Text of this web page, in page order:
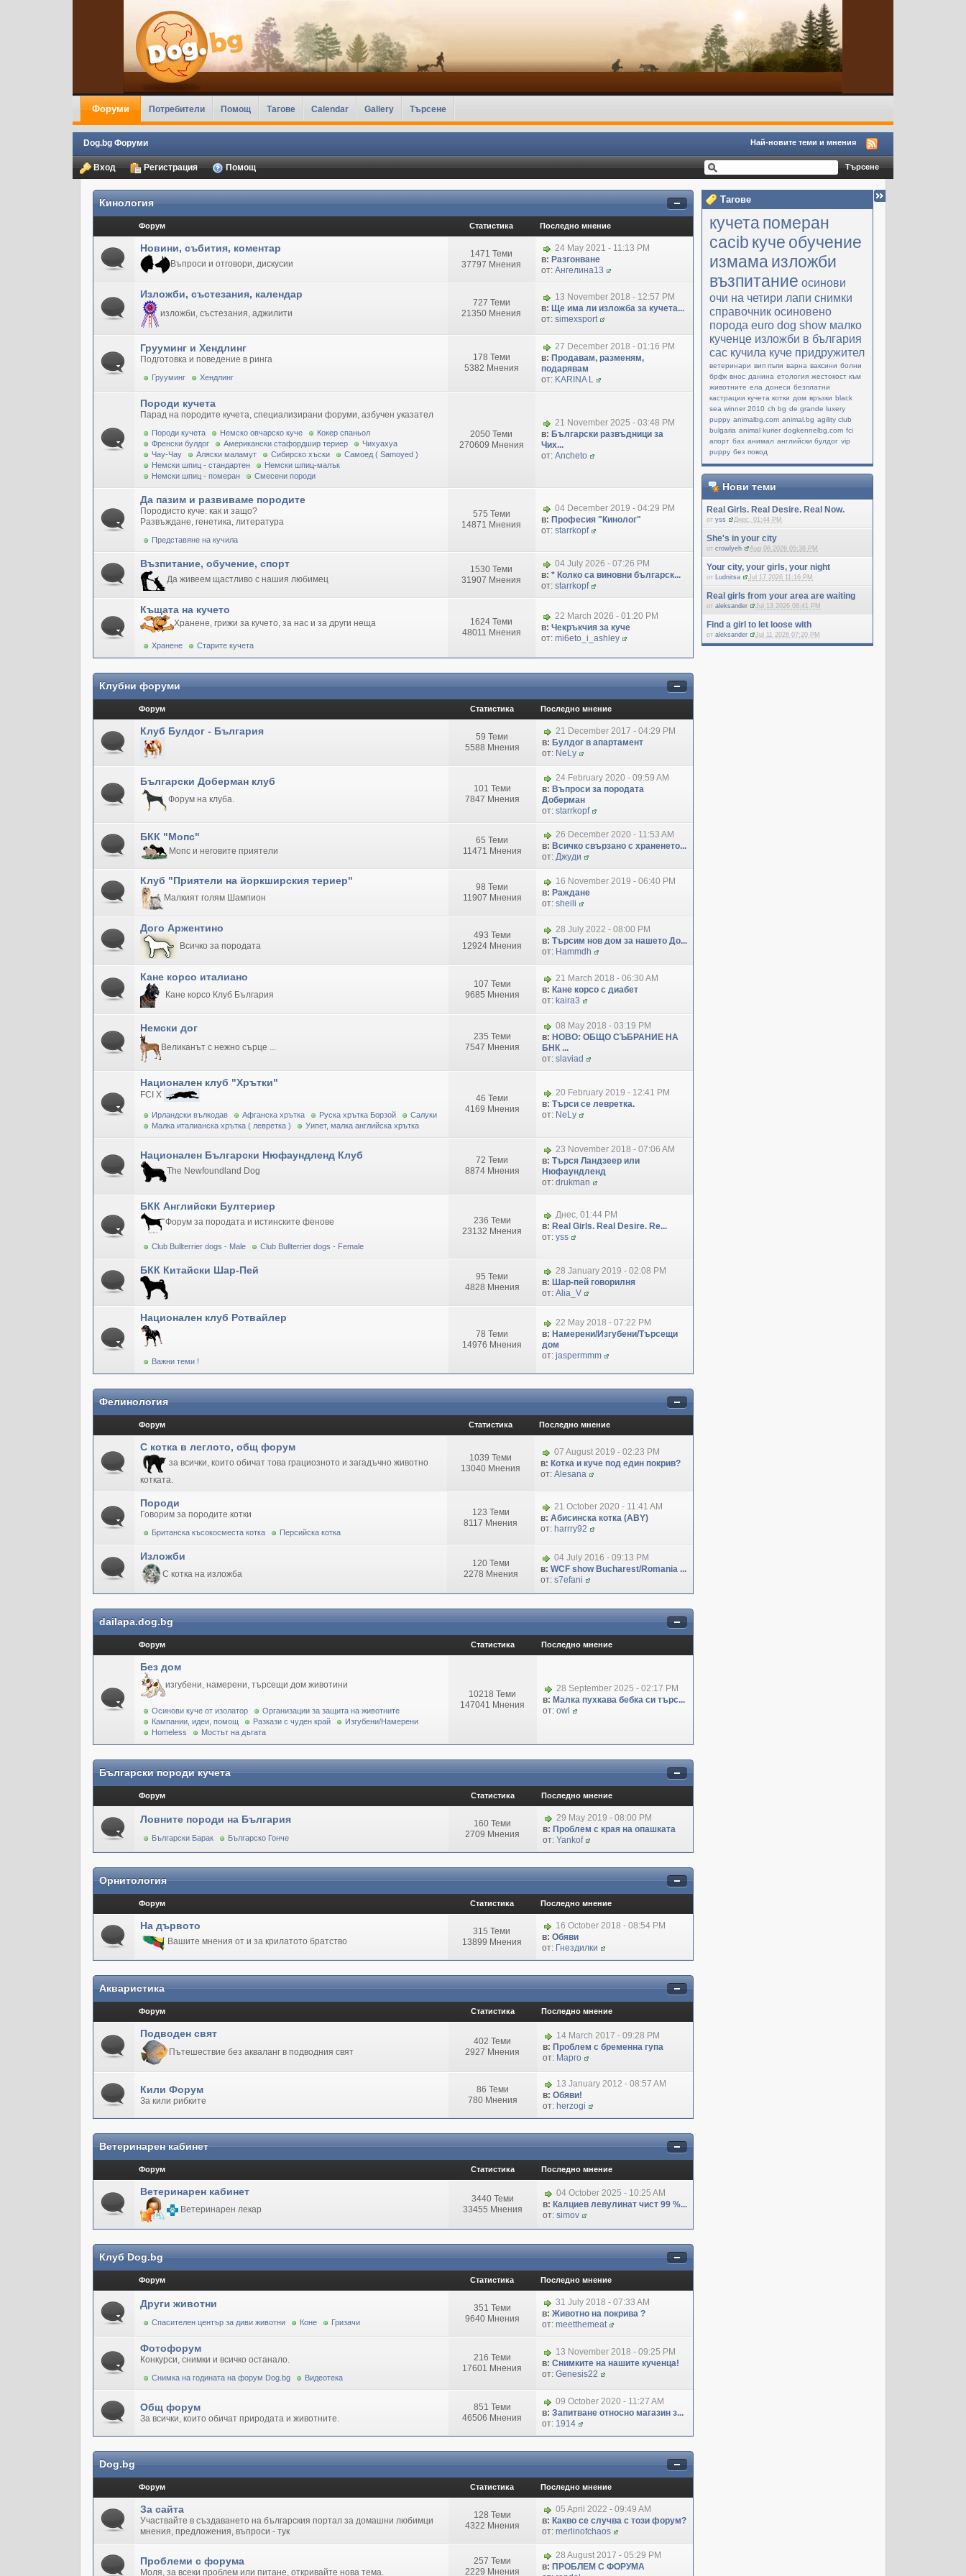
Форуми Потребители Помощ Тагове Calendar Gallery Търсене
Dog.bg Форуми Най-новите теми и мнения
Вход Регистрация Помощ
Тагове
кучетапомеран
cacib куче обучение
измамаизложби
възпитание осинови
очи на четири лапи снимки
справочник осиновено
порода еuro dog show малко
кученце изложби в българия
cac кучила куче придружител
ветеринари вип пъпи варна ваксини болни
брфк внос данина етология жестокост към
животните ела донеси безплатни
кастрации кучета котки дом връзки black
sea winner 2010 ch bg de grande luxery
puppy animalbg.com animal.bg agility club
bulgaria animal kurier dogkennelbg.com fci
апорт бах анимал английски булдог vip
puppy без повод
Нови теми
Real Girls. Real Desire. Real Now.
отyss Днес, 01:44 PM
She's in your city
отcrowlyeh Aug 06 2026 05:38 PM
Your city, your girls, your night
от Ludnitsa Jul 17 2026 11:16 PM
Real girls from your area are waiting
отaleksander Jul 13 2026 08:41 PM
Find a girl to let loose with
отaleksander Jul 11 2026 07:20 PM
Кинология
Форум Статистика Последно мнение
Новини, събития, коментар
Въпроси и отговори, дискусии
1471 Теми
37797 Мнения
24 May 2021 - 11:13 PM
в: Разгонване
от: Ангелина13
Изложби, състезания, календар
изложби, състезания, аджилити
727 Теми
21350 Мнения
13 November 2018 - 12:57 PM
в: Ще има ли изложба за кучета...
от: simexsport
Грууминг и Хендлинг
Подготовка и поведение в ринга
Грууминг Хендлинг
178 Теми
5382 Мнения
27 December 2018 - 01:16 PM
в: Продавам, разменям,
подарявам
от: KARINA L
Породи кучета
Парад на породите кучета, специализирани форуми, азбучен указател
Породи кучета Немско овчарско куче
Кокер спаньол
Френски булдог
Американски стафордшир териер
Чихуахуа
Чау-Чау
Аляски маламут Сибирско хъски
Самоед ( Samoyed )
Немски шпиц - стандартен
Немски шпиц-малък
Немски шпиц - померан
Смесени породи
2050 Теми
270609 Мнения
21 November 2025 - 03:48 PM
в: Български развъдници за
Чих...
от: Ancheto
Да пазим и развиваме породите
Породисто куче: как и защо?
Развъждане, генетика, литература
Представяне на кучила
575 Теми
14871 Мнения
04 December 2019 - 04:29 PM
в: Професия "Кинолог"
от: starrkopf
Възпитание, обучение, спорт
Да живеем щастливо с нашия любимец
1530 Теми
31907 Мнения
04 July 2026 - 07:26 PM
в: * Колко са виновни българск...
от: starrkopf
Къщата на кучето
Хранене, грижи за кучето, за нас и за други неща
Хранене Старите кучета
1624 Теми
48011 Мнения
22 March 2026 - 01:20 PM
в: Чекръкчия за куче
от: mi6eto_i_ashley
Клубни форуми
Форум Статистика Последно мнение
Клуб Булдог - България
59 Теми
5588 Мнения
21 December 2017 - 04:29 PM
в: Булдог в апартамент
от: NeLy
Български Доберман клуб
Форум на клуба.
101 Теми
7847 Мнения
24 February 2020 - 09:59 AM
в: Въпроси за породата
Доберман
от: starrkopf
БКК "Мопс"
Мопс и неговите приятели
65 Теми
11471 Мнения
26 December 2020 - 11:53 AM
в: Всичко свързано с храненето...
от: Джуди
Клуб "Приятели на йоркширския териер"
Малкият голям Шампион
98 Теми
11907 Мнения
16 November 2019 - 06:40 PM
в: Раждане
от: sheili
Дого Аржентино
Всичко за породата
493 Теми
12924 Мнения
28 July 2022 - 08:00 PM
в: Търсим нов дом за нашето До...
от: Hammdh
Кане корсо италиано
Кане корсо Клуб България
107 Теми
9685 Мнения
21 March 2018 - 06:30 AM
в: Кане корсо с диабет
от: kaira3
Немски дог
Великанът с нежно сърце ...
235 Теми
7547 Мнения
08 May 2018 - 03:19 PM
в: НОВО: ОБЩО СЪБРАНИЕ НА
БНК ...
от: slaviad
Национален клуб "Хрътки"
FCI X
Ирландски вълкодав Афганска хрътка Руска хрътка Борзой
Салуки
Малка италианска хрътка ( левретка )
Уипет, малка английска хрътка
46 Теми
4169 Мнения
20 February 2019 - 12:41 PM
в: Търси се левретка.
от: NeLy
Национален Български Нюфаундленд Клуб
The Newfoundland Dog
72 Теми
8874 Мнения
23 November 2018 - 07:06 AM
в: Търся Ландзеер или
Нюфаундленд
от: drukman
БКК Английски Бултериер
Форум за породата и истинските фенове
Club Bullterrier dogs - Male Club Bullterrier dogs - Female
236 Теми
23132 Мнения
Днес, 01:44 PM
в: Real Girls. Real Desire. Re...
от: yss
БКК Китайски Шар-Пей
95 Теми
4828 Мнения
28 January 2019 - 02:08 PM
в: Шар-пей говорилня
от: Alia_V
Национален клуб Ротвайлер
Важни теми !
78 Теми
14976 Мнения
22 May 2018 - 07:22 PM
в: Намерени/Изгубени/Търсещи
дом
от: jaspermmm
Фелинология
Форум Статистика Последно мнение
С котка в леглото, общ форум
за всички, които обичат това грациозното и загадъчно животно
котката.
1039 Теми
13040 Мнения
07 August 2019 - 02:23 PM
в: Котка и куче под един покрив?
от: Alesana
Породи
Говорим за породите котки
Британска късокосместа котка Персийска котка
123 Теми
8117 Мнения
21 October 2020 - 11:41 AM
в: Абисинска котка (ABY)
от: harrry92
Изложби
С котка на изложба
120 Теми
2278 Мнения
04 July 2016 - 09:13 PM
в: WCF show Bucharest/Romania ...
от: s7efani
dailapa.dog.bg
Форум Статистика Последно мнение
Без дом
изгубени, намерени, търсещи дом животини
Осинови куче от изолатор
Организации за защита на животните
Кампании, идеи, помощ
Разкази с чуден край
Изгубени/Намерени
Homeless
Мостът на дъгата
10218 Теми
147041 Мнения
28 September 2025 - 02:17 PM
в: Малка пухкава бебка си търс...
от: owl
Български породи кучета
Форум Статистика Последно мнение
Ловните породи на България
Български Барак Българско Гонче
160 Теми
2709 Мнения
29 May 2019 - 08:00 PM
в: Проблем с края на опашката
от: Yankof
Орнитология
Форум Статистика Последно мнение
На дървото
Вашите мнения от и за крилатото братство
315 Теми
13899 Мнения
16 October 2018 - 08:54 PM
в: Обяви
от: Гнездилки
Акваристика
Форум Статистика Последно мнение
Подводен свят
Пътешествие без акваланг в подводния свят
402 Теми
2927 Мнения
14 March 2017 - 09:28 PM
в: Проблем с бременна гупа
от: Марго
Кили Форум
За кили рибките
86 Теми
780 Мнения
13 January 2012 - 08:57 AM
в: Обяви!
от: herzogi
Ветеринарен кабинет
Форум Статистика Последно мнение
Ветеринарен кабинет
Ветеринарен лекар
3440 Теми
33455 Мнения
04 October 2025 - 10:25 AM
в: Калциев левулинат чист 99 %...
от: simov
Клуб Dog.bg
Форум Статистика Последно мнение
Други животни
Спасителен център за диви животни Коне Гризачи
351 Теми
9640 Мнения
31 July 2018 - 07:33 AM
в: Животно на покрива ?
от: meetthemeat
Фотофорум
Конкурси, снимки и всичко останало.
Снимка на годината на форум Dog.bg Видеотека
216 Теми
17601 Мнения
13 November 2018 - 09:25 PM
в: Снимките на нашите кученца!
от: Genesis22
Общ форум
За всички, които обичат природата и животните.
851 Теми
46506 Мнения
09 October 2020 - 11:27 AM
в: Запитване относно магазин з...
от: 1914
Dog.bg
Форум Статистика Последно мнение
За сайта
Участвайте в създаването на българския портал за домашни любимци
мнения, предложения, въпроси - тук
128 Теми
4322 Мнения
05 April 2022 - 09:49 AM
в: Какво се случва с този форум?
от: merlinofchaos
Проблеми с форума
Моля, за всеки проблем или питане, откривайте нова тема.
257 Теми
2229 Мнения
28 August 2017 - 05:29 PM
в: ПРОБЛЕМ С ФОРУМА